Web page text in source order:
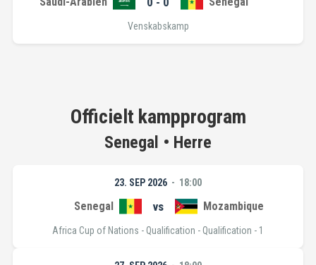
Venskabskamp
Officielt kampprogram
Senegal • Herre
23. SEP 2026 18:00
Senegal vs Mozambique
Africa Cup of Nations - Qualification - Qualification - 1